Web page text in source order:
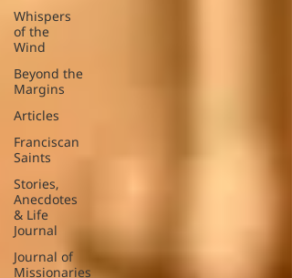
Whispers
of the
Wind
Beyond the
Margins
Articles
Franciscan
Saints
Stories,
Anecdotes
& Life
Journal
Journal of
Missionaries